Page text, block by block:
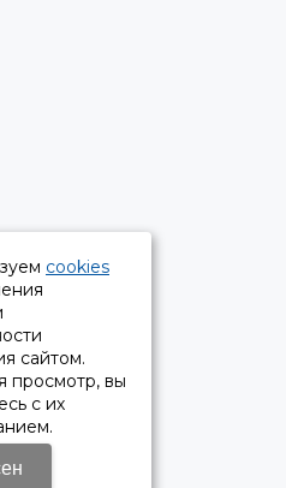
cookies
сайтом.
просмотр, вы
с их